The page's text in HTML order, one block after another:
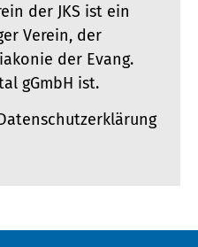
der JKS ist ein
Verein, der
der Evang.
gGmbH ist.